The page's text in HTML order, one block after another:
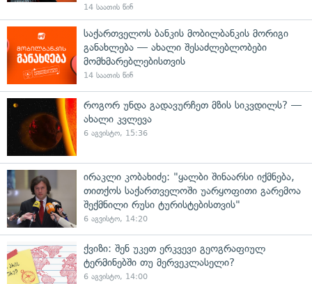
14 საათის წინ
საქართველოს ბანკის მობილბანკის მორიგი
განახლება — ახალი შესაძლებლობები
მომხმარებლებისთვის
14 საათის წინ
როგორ უნდა გადავურჩეთ მზის სიკვდილს? —
ახალი კვლევა
6 აგვისტო, 15:36
ირაკლი კობახიძე: "ყალბი შინაარსი იქმნება,
თითქოს საქართველოში უარყოფითი გარემოა
შექმნილი რუსი ტურისტებისთვის"
6 აგვისტო, 14:20
ქვიზი: შენ უკეთ ერკვევი გეოგრაფიულ
ტერმინებში თუ მერვეკლასელი?
6 აგვისტო, 14:00